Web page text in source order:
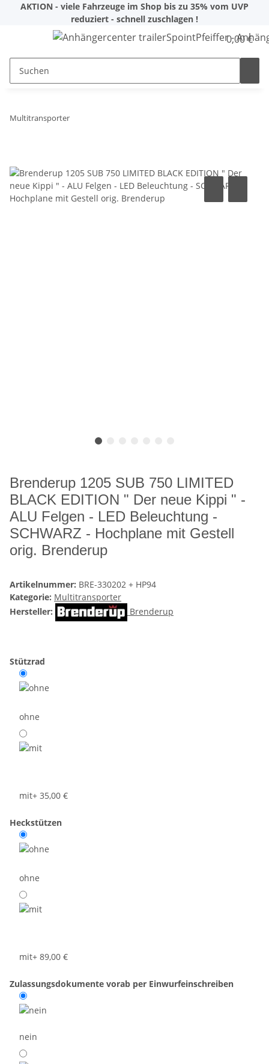
AKTION - viele Fahrzeuge im Shop bis zu 35% vom UVP
reduziert - schnell zuschlagen !
0,00 €
Multitransporter
Brenderup 1205 SUB 750 LIMITED
BLACK EDITION " Der neue Kippi " -
ALU Felgen - LED Beleuchtung -
SCHWARZ - Hochplane mit Gestell
orig. Brenderup
Artikelnummer: BRE-330202 + HP94
Kategorie: Multitransporter
Hersteller:
Brenderup
Stützrad
ohne
mit+ 35,00 €
Heckstützen
ohne
mit+ 89,00 €
Zulassungsdokumente vorab per Einwurfeinschreiben
nein